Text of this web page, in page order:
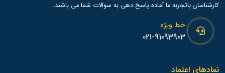
کارشناسان باتجربه ما آماده پاسخ دهی به سوالات شما می باشند.
خط ویژه
021-91093903
نمادهای اعتماد